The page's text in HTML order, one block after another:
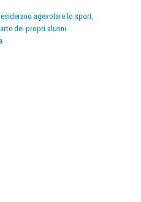
agevolare lo sport,
dei propri alunni